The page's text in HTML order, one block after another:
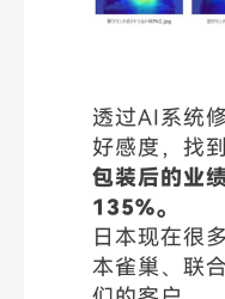
透过AI系统
好感度，找
包装后的业
135%。
日本现在很
本雀巢、联